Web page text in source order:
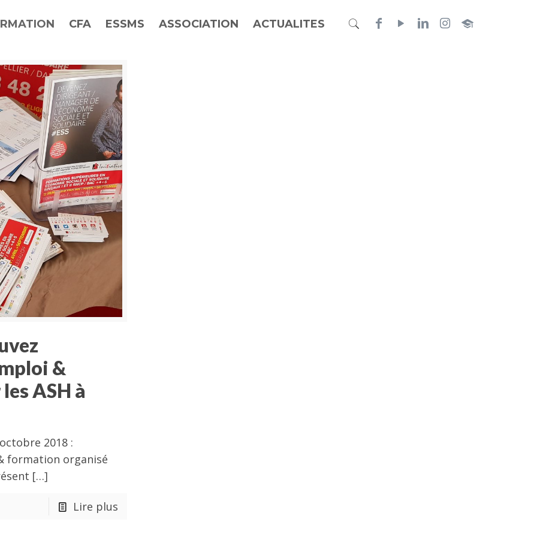
CFA ESSMS ASSOCIATION ACTUALITES
&
ASH à
2018 :
formation organisé
[…]
Lire plus